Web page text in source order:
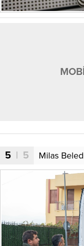
5 | 5 Milas